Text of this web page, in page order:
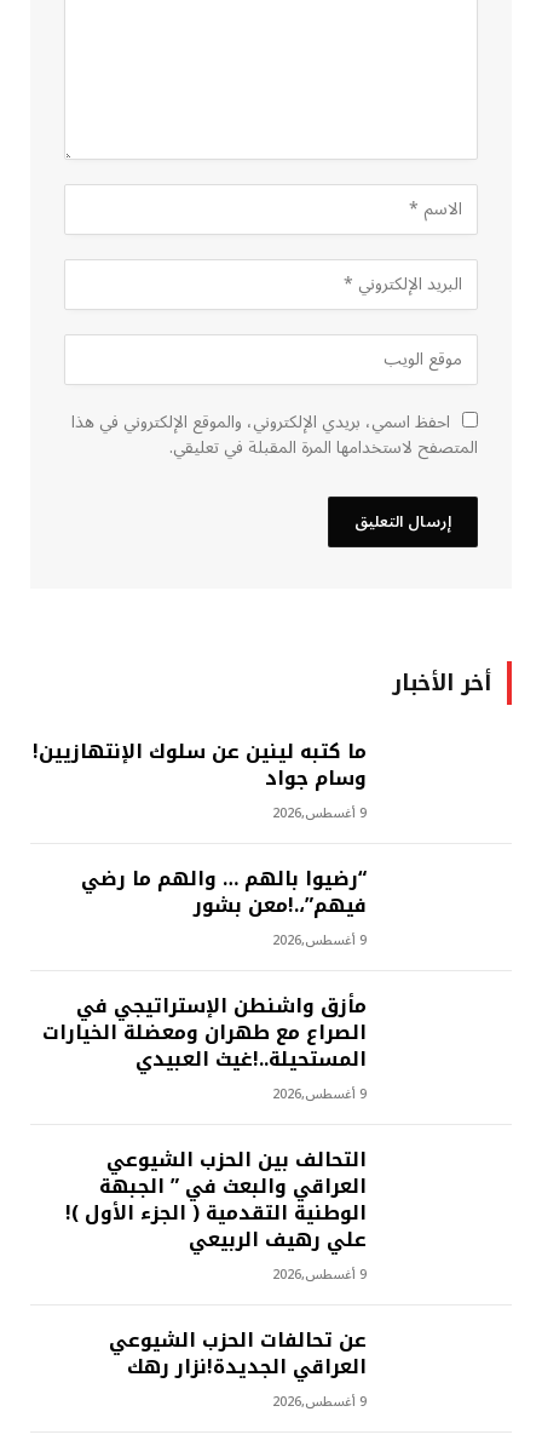
احفظ اسمي، بريدي الإلكتروني، والموقع الإلكتروني في هذا
المتصفح لاستخدامها المرة المقبلة في تعليقي.
أخر الأخبار
ما كتبه لينين عن سلوك الإنتهازيين!
وسام جواد
9 أغسطس,2026
“رضيوا بالهم … والهم ما رضي
فيهم”،.!معن بشور
9 أغسطس,2026
مأزق واشنطن الإستراتيجي في
الصراع مع طهران ومعضلة الخيارات
المستحيلة..!غيث العبيدي
9 أغسطس,2026
التحالف بين الحزب الشيوعي
العراقي والبعث في ” الجبهة
الوطنية التقدمية ( الجزء الأول )!
علي رهيف الربيعي
9 أغسطس,2026
عن تحالفات الحزب الشيوعي
العراقي الجديدة!نزار رهك
9 أغسطس,2026